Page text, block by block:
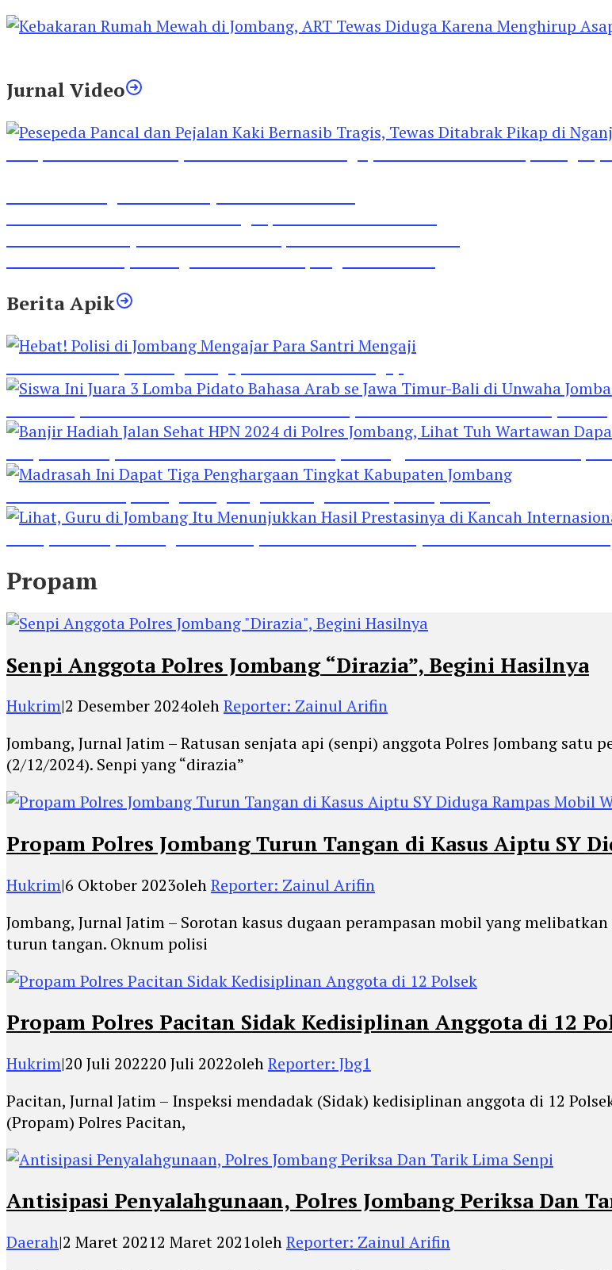
Jurnal Video
Berita Apik
Propam
Senpi Anggota Polres Jombang “Dirazia”, Begini Hasilnya
Hukrim|2 Desember 2024olehReporter: Zainul Arifin
Jombang, Jurnal Jatim – Ratusan senjata api (senpi) anggota Polres Jombang satu
(2/12/2024). Senpi yang “dirazia”
Propam Polres Jombang Turun Tangan di Kasus Aiptu SY
Hukrim|6 Oktober 2023olehReporter: Zainul Arifin
Jombang, Jurnal Jatim – Sorotan kasus dugaan perampasan mobil yang
turun tangan. Oknum polisi
Propam Polres Pacitan Sidak Kedisiplinan Anggota di 12
Hukrim|20 Juli 202220 Juli 2022olehReporter: Jbg1
Pacitan, Jurnal Jatim – Inspeksi mendadak (Sidak) kedisiplinan anggota di 12
(Propam) Polres Pacitan,
Antisipasi Penyalahgunaan, Polres Jombang Periksa Dan
Daerah|2 Maret 20212 Maret 2021olehReporter: Zainul Arifin